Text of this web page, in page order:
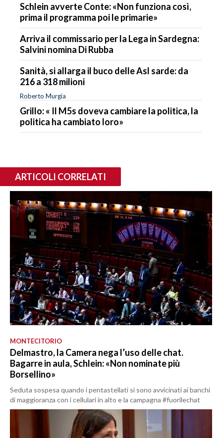
Schlein avverte Conte: «Non funziona così,
prima il programma poi le primarie»
Arriva il commissario per la Lega in Sardegna:
Salvini nomina Di Rubba
Sanità, si allarga il buco delle Asl sarde: da
216 a 318 milioni
Roberto Murgia
Grillo: « Il M5s doveva cambiare la politica, la
politica ha cambiato loro»
ARTICOLI CORRELATI
MONTECITORIO
Delmastro, la Camera nega l’uso delle chat.
Bagarre in aula, Schlein: «Non nominate più
Borsellino»
Seduta sospesa quando i pentastellati si sono avvicinati ai banchi
di maggioranza con i cellulari in alto e la campagna #fuorilechat